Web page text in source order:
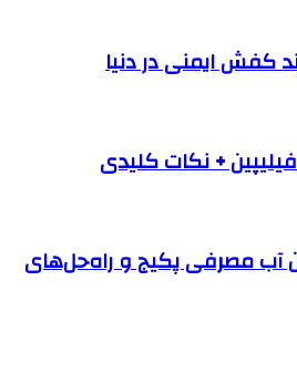
کفش ایمنی در دنیا
+ نکات کلیدی
مصرفی پکیج و راه‌حل‌های